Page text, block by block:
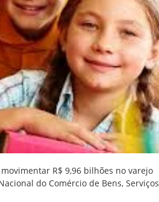
R$ 9,96 bilhões no varejo
do Comércio de Bens, Serviços